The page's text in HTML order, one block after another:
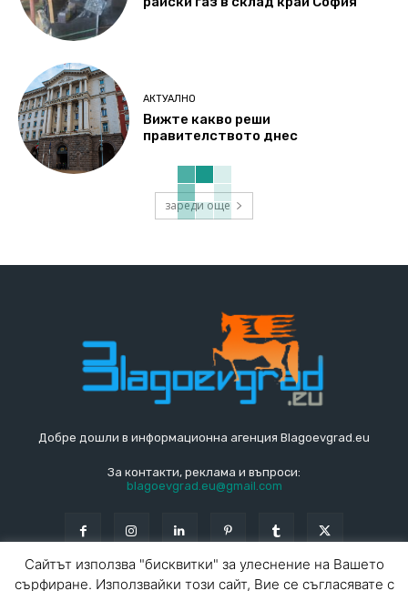
АКТУАЛНО
Вижте какво реши
правителството днес
зареди още
Добре дошли в информационна агенция Blagoevgrad.eu
За контакти, реклама и въпроси:
blagoevgrad.eu@gmail.com
Сайтът използва "бисквитки" за улеснение на Вашето
сърфиране. Използвайки този сайт, Вие се съгласявате с